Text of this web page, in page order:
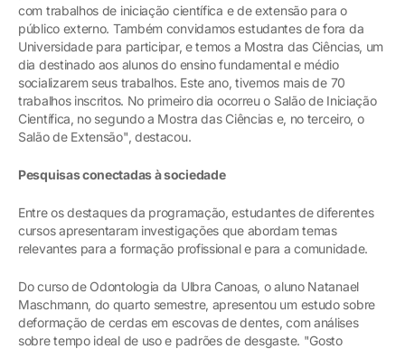
com trabalhos de iniciação científica e de extensão para o
público externo. Também convidamos estudantes de fora da
Universidade para participar, e temos a Mostra das Ciências, um
dia destinado aos alunos do ensino fundamental e médio
socializarem seus trabalhos. Este ano, tivemos mais de 70
trabalhos inscritos. No primeiro dia ocorreu o Salão de Iniciação
Científica, no segundo a Mostra das Ciências e, no terceiro, o
Salão de Extensão", destacou.
Pesquisas conectadas à sociedade
Entre os destaques da programação, estudantes de diferentes
cursos apresentaram investigações que abordam temas
relevantes para a formação profissional e para a comunidade.
Do curso de Odontologia da Ulbra Canoas, o aluno Natanael
Maschmann, do quarto semestre, apresentou um estudo sobre
deformação de cerdas em escovas de dentes, com análises
sobre tempo ideal de uso e padrões de desgaste. "Gosto